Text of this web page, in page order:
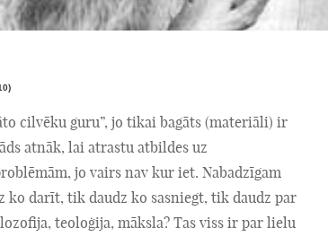
cilvēku guru”, jo tikai bagāts (materiāli) ir
atnāk, lai atrastu atbildes uz
jo vairs nav kur iet. Nabadzīgam
ko darīt, tik daudz ko sasniegt, tik daudz par
teoloģija, māksla? Tas viss ir par lielu